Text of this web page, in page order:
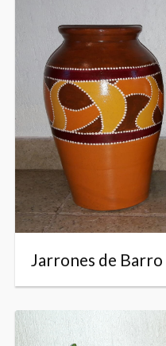
Jarrones de Barro